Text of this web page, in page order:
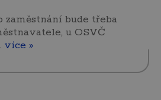
zaměstnání bude třeba
u OSVČ
více »